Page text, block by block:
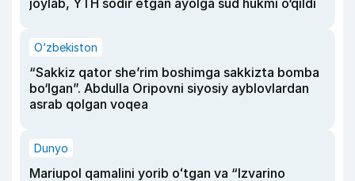
joylab, YTH sodir etgan ayolga sud hukmi o‘qildi
O‘zbekiston
“Sakkiz qator she’rim boshimga sakkizta bomba
bo‘lgan”. Abdulla Oripovni siyosiy ayblovlardan
asrab qolgan voqea
Dunyo
Mariupol qamalini yorib oʻtgan va “Izvarino